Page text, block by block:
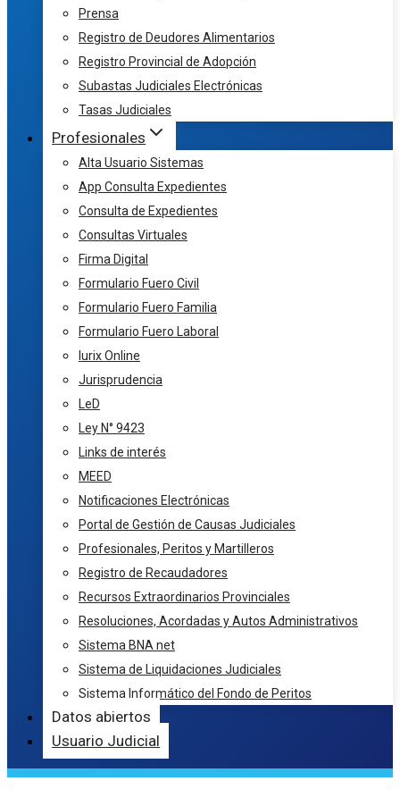
Prensa
Registro de Deudores Alimentarios
Registro Provincial de Adopción
Subastas Judiciales Electrónicas
Tasas Judiciales
Profesionales
Alta Usuario Sistemas
App Consulta Expedientes
Consulta de Expedientes
Consultas Virtuales
Firma Digital
Formulario Fuero Civil
Formulario Fuero Familia
Formulario Fuero Laboral
Iurix Online
Jurisprudencia
LeD
Ley N° 9423
Links de interés
MEED
Notificaciones Electrónicas
Portal de Gestión de Causas Judiciales
Profesionales, Peritos y Martilleros
Registro de Recaudadores
Recursos Extraordinarios Provinciales
Resoluciones, Acordadas y Autos Administrativos
Sistema BNA net
Sistema de Liquidaciones Judiciales
Sistema Informático del Fondo de Peritos
Datos abiertos
Usuario Judicial